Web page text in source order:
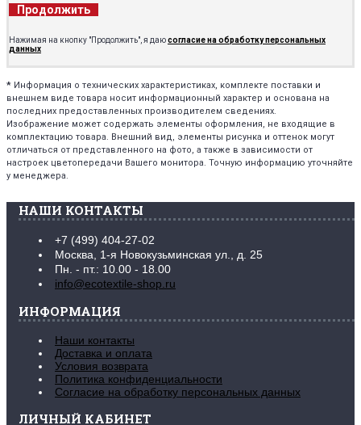
Продолжить
Нажимая на кнопку "Продолжить", я даюсогласие на обработку персональных
данных
* Информация о технических характеристиках, комплекте поставки и
внешнем виде товара носит информационный характер и основана на
последних предоставленных производителем сведениях.
Изображение может содержать элементы оформления, не входящие в
комплектацию товара. Внешний вид, элементы рисунка и оттенок могут
отличаться от представленного на фото, а также в зависимости от
настроек цветопередачи Вашего монитора. Точную информацию уточняйте
у менеджера.
НАШИ КОНТАКТЫ
+7 (499) 404-27-02
Москва, 1-я Новокузьминская ул., д. 25
Пн. - пт.: 10.00 - 18.00
info@ecotextile-shop.ru
ИНФОРМАЦИЯ
Наши контакты
Доставка и оплата
Условия возврата
Политика конфиденциальности
Согласие на обработку персональных данных
ЛИЧНЫЙ КАБИНЕТ